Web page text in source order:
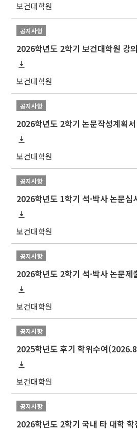
보건대학원
공지사항
보건대학원
공지사항
보건대학원
공지사항
보건대학원
공지사항
보건대학원
공지사항
보건대학원
공지사항
2026학년도 2학기 국내 타 대학